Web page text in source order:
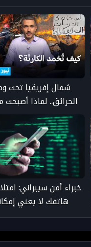
شمال إفريقيا تحت
الحرائق.. لماذا أصبحت
الصيف أكثر تدميرًا؟
خبراء أمن سيبراني:
هاتفك لا يعني
التجسس عليك